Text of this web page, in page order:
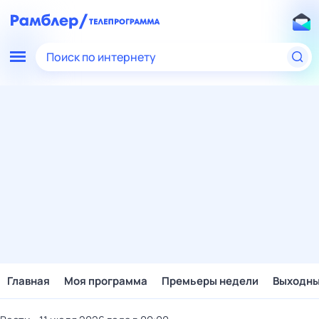
Поиск по интернету
Главная Моя программа Премьеры недели